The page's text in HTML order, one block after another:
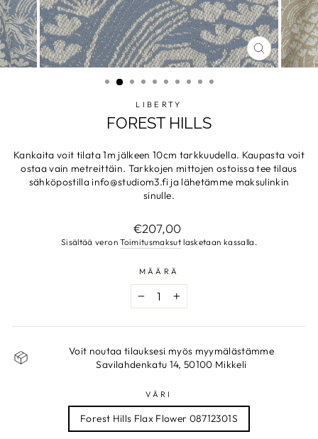
SULJE
LIBERTY
FOREST HILLS
Kankaita voit tilata 1m jälkeen 10cm tarkkuudella. Kaupasta voit
ostaa vain metreittäin. Tarkkojen mittojen ostoissa tee tilaus
sähköpostilla info@studiom3.fi ja lähetämme maksulinkin
sinulle.
Normaalihinta
€207,00
Sisältää veronToimitusmaksut lasketaan kassalla.
MÄÄRÄ
+
Voit noutaa tilauksesi myös myymälästämme
Savilahdenkatu 14, 50100 Mikkeli
VÄRI
Forest Hills Flax Flower 08712301S